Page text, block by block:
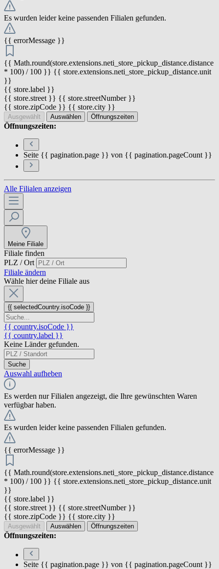
Es wurden leider keine passenden Filialen gefunden.
{{ errorMessage }}
{{ Math.round(store.extensions.neti_store_pickup_distance.distance
* 100) / 100 }} {{ store.extensions.neti_store_pickup_distance.unit
}}
{{ store.label }}
{{ store.street }} {{ store.streetNumber }}
{{ store.zipCode }} {{ store.city }}
Ausgewählt Auswählen Öffnungszeiten
Öffnungszeiten:
Seite {{ pagination.page }} von {{ pagination.pageCount }}
Alle Filialen anzeigen
Meine Filiale
Filiale finden
PLZ / Ort
Filiale ändern
Wähle hier deine Filiale aus
{{ selectedCountry.isoCode }}
{{ country.isoCode }}
{{ country.label }}
Keine Länder gefunden.
Suche
Auswahl aufheben
Es werden nur Filialen angezeigt, die Ihre gewünschten Waren
verfügbar haben.
Es wurden leider keine passenden Filialen gefunden.
{{ errorMessage }}
{{ Math.round(store.extensions.neti_store_pickup_distance.distance
* 100) / 100 }} {{ store.extensions.neti_store_pickup_distance.unit
}}
{{ store.label }}
{{ store.street }} {{ store.streetNumber }}
{{ store.zipCode }} {{ store.city }}
Ausgewählt Auswählen Öffnungszeiten
Öffnungszeiten:
Seite {{ pagination.page }} von {{ pagination.pageCount }}